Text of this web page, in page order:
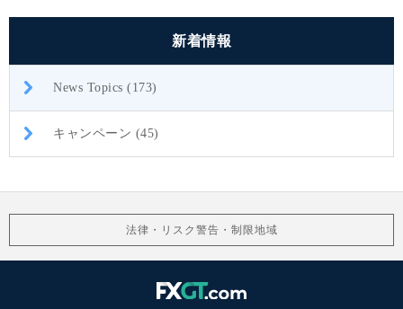
新着情報
News Topics (173)
キャンペーン (45)
法律・リスク警告・制限地域